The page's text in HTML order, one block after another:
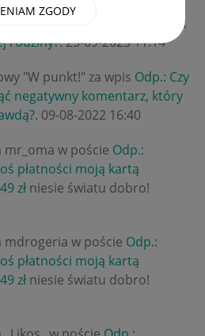
ZGODY
Odp.: Jak
rodziny?.‎25-09-202311:14
"W punkt!" za wpis Odp.: Czy
negatywny komentarz, który
. ‎09-08-2022 16:40
w poście Odp.:
płatności moją kartą
zł niesie światu dobro!
mdrogeria w poście Odp.:
płatności moją kartą
zł niesie światu dobro!